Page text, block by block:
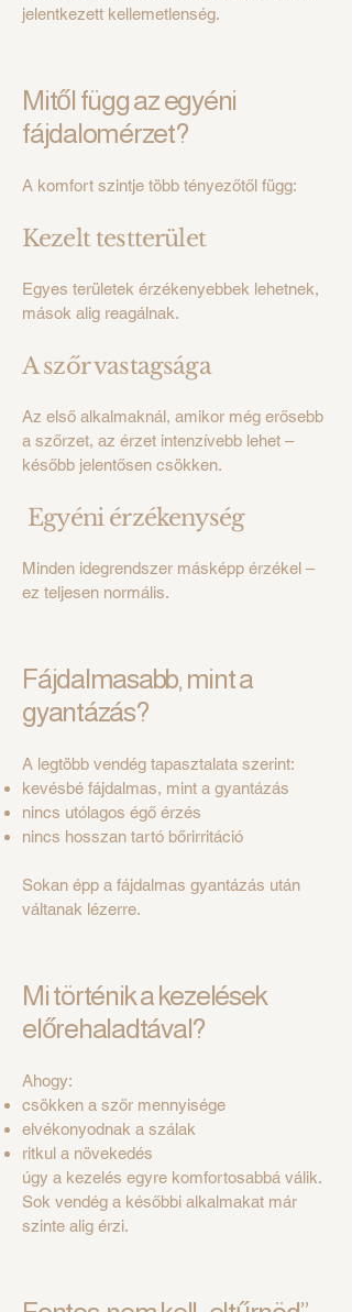
jelentkezett kellemetlenség.
Mitől függ az egyéni
fájdalomérzet?
A komfort szintje több tényezőtől függ:
Kezelt testterület
Egyes területek érzékenyebbek lehetnek,
mások alig reagálnak.
A szőr vastagsága
Az első alkalmaknál, amikor még erősebb
a szőrzet, az érzet intenzívebb lehet –
később jelentősen csökken.
Egyéni érzékenység
Minden idegrendszer másképp érzékel –
ez teljesen normális.
Fájdalmasabb, mint a
gyantázás?
A legtöbb vendég tapasztalata szerint:
kevésbé fájdalmas, mint a gyantázás
nincs utólagos égő érzés
nincs hosszan tartó bőrirritáció
Sokan épp a fájdalmas gyantázás után
váltanak lézerre.
Mi történik a kezelések
előrehaladtával?
Ahogy:
csökken a szőr mennyisége
elvékonyodnak a szálak
ritkul a növekedés
úgy a kezelés egyre komfortosabbá válik.
Sok vendég a későbbi alkalmakat már
szinte alig érzi.